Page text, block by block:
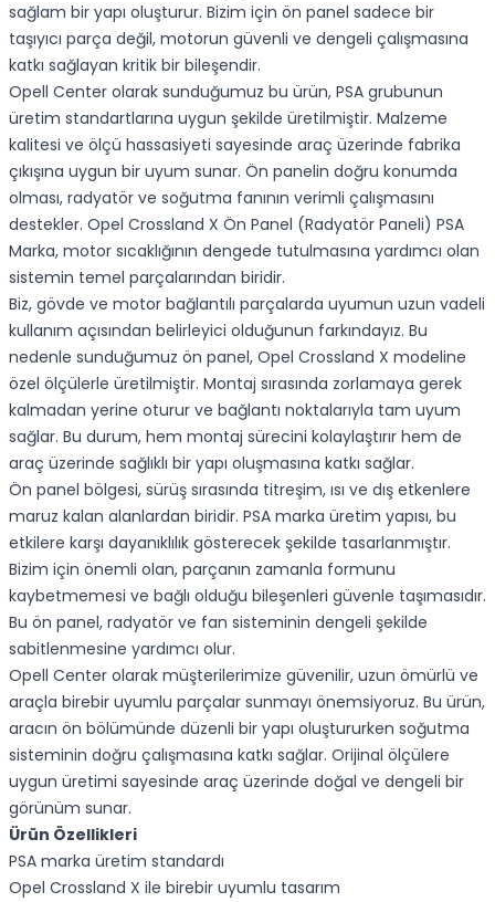
sağlam bir yapı oluşturur. Bizim için ön panel sadece bir
taşıyıcı parça değil, motorun güvenli ve dengeli çalışmasına
katkı sağlayan kritik bir bileşendir.
Opell Center olarak sunduğumuz bu ürün, PSA grubunun
üretim standartlarına uygun şekilde üretilmiştir. Malzeme
kalitesi ve ölçü hassasiyeti sayesinde araç üzerinde fabrika
çıkışına uygun bir uyum sunar. Ön panelin doğru konumda
olması, radyatör ve soğutma fanının verimli çalışmasını
destekler. Opel Crossland X Ön Panel (Radyatör Paneli) PSA
Marka, motor sıcaklığının dengede tutulmasına yardımcı olan
sistemin temel parçalarından biridir.
Biz, gövde ve motor bağlantılı parçalarda uyumun uzun vadeli
kullanım açısından belirleyici olduğunun farkındayız. Bu
nedenle sunduğumuz ön panel, Opel Crossland X modeline
özel ölçülerle üretilmiştir. Montaj sırasında zorlamaya gerek
kalmadan yerine oturur ve bağlantı noktalarıyla tam uyum
sağlar. Bu durum, hem montaj sürecini kolaylaştırır hem de
araç üzerinde sağlıklı bir yapı oluşmasına katkı sağlar.
Ön panel bölgesi, sürüş sırasında titreşim, ısı ve dış etkenlere
maruz kalan alanlardan biridir. PSA marka üretim yapısı, bu
etkilere karşı dayanıklılık gösterecek şekilde tasarlanmıştır.
Bizim için önemli olan, parçanın zamanla formunu
kaybetmemesi ve bağlı olduğu bileşenleri güvenle taşımasıdır.
Bu ön panel, radyatör ve fan sisteminin dengeli şekilde
sabitlenmesine yardımcı olur.
Opell Center olarak müşterilerimize güvenilir, uzun ömürlü ve
araçla birebir uyumlu parçalar sunmayı önemsiyoruz. Bu ürün,
aracın ön bölümünde düzenli bir yapı oluştururken soğutma
sisteminin doğru çalışmasına katkı sağlar. Orijinal ölçülere
uygun üretimi sayesinde araç üzerinde doğal ve dengeli bir
görünüm sunar.
Ürün Özellikleri
PSA marka üretim standardı
Opel Crossland X ile birebir uyumlu tasarım